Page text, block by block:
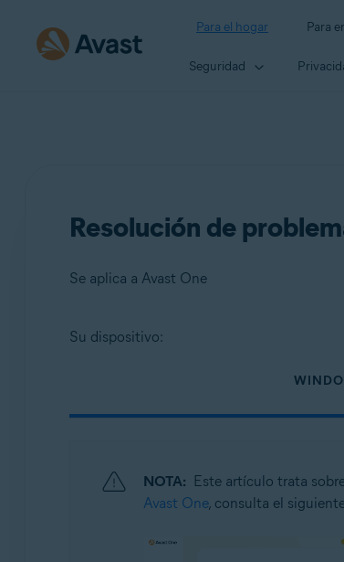
Para el hogar Para
Seguridad
Resolución de
Se aplica a Avast One
Sistemas operativos:
Su dispositivo:
NOTA: Este artículo trata
Avast One, consulta el